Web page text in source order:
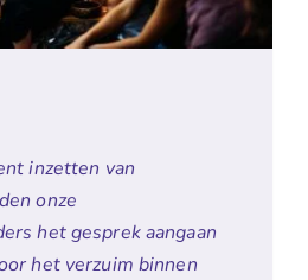
inzetten van
onze
het gesprek aangaan
het verzuim binnen